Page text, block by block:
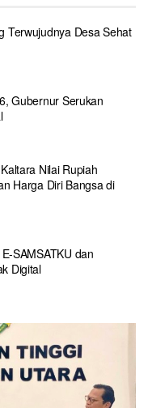
Terwujudnya Desa Sehat
Gubernur Serukan
Nilai Rupiah
Harga Diri Bangsa di
SAMSATKU dan
Digital